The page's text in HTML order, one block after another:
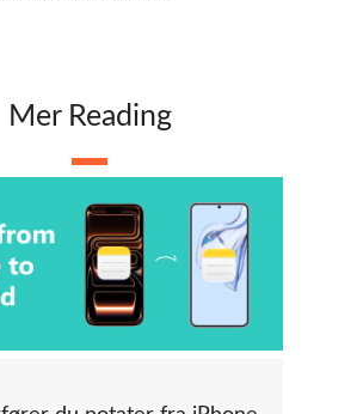
Mer Reading